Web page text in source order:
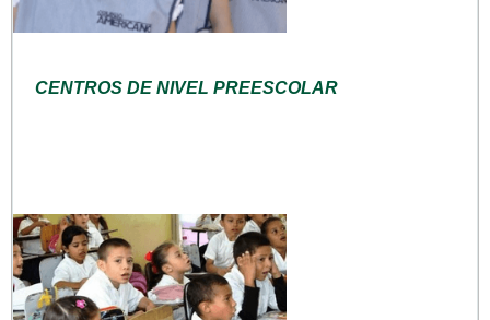
CENTROS DE NIVEL PREESCOLAR